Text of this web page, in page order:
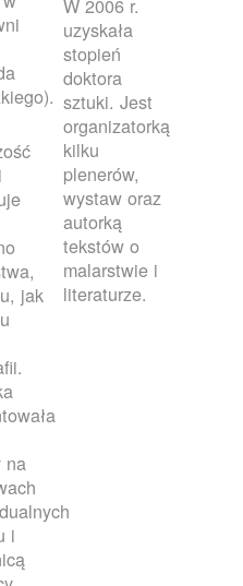
jak
na
i
W 2006 r.
uzyskała
stopień
doktora
sztuki. Jest
organizatorką
kilku
plenerów,
wystaw oraz
autorką
tekstów o
malarstwie i
literaturze.